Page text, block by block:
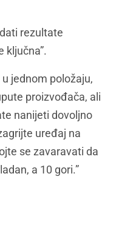
rezultate
ključna”.
jednom položaju,
proizvođača, ali
nanijeti dovoljno
uređaj na
se zavaravati da
a 10 gori.”